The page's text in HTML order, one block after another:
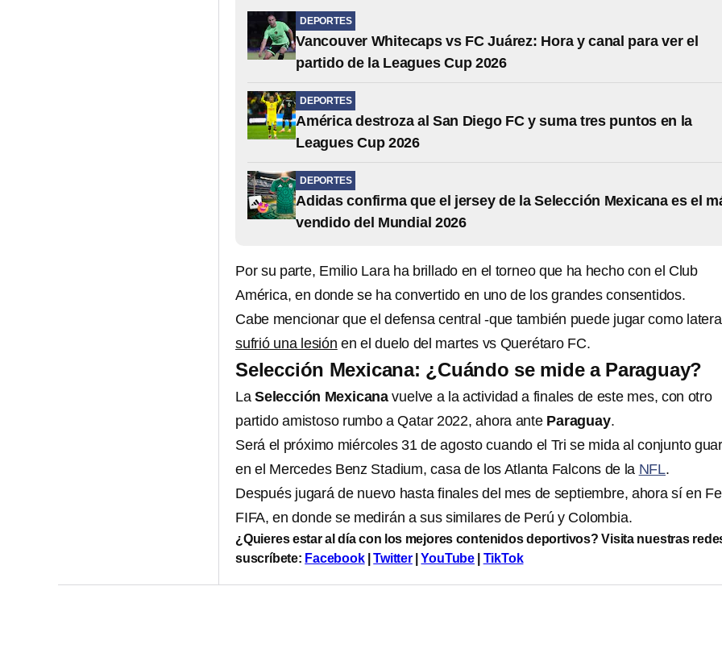
DEPORTES
Vancouver Whitecaps vs FC Juárez: Hora y canal para ver el
partido de la Leagues Cup 2026
DEPORTES
América destroza al San Diego FC y suma tres puntos en la
Leagues Cup 2026
DEPORTES
Adidas confirma que el jersey de la Selección Mexicana es el
vendido del Mundial 2026
Por su parte, Emilio Lara ha brillado en el torneo que ha hecho con el Club
América, en donde se ha convertido en uno de los grandes consentidos.
Cabe mencionar que el defensa central -que también puede jugar como
sufrió una lesión en el duelo del martes vs Querétaro FC.
Selección Mexicana: ¿Cuándo se mide a Paraguay?
La Selección Mexicanavuelve a la actividad a finales de este mes, con otro
partido amistoso rumbo a Qatar 2022, ahora ante Paraguay.
Será el próximo miércoles 31 de agosto cuando el Tri se mida al conjunto
en el Mercedes Benz Stadium, casa de los Atlanta Falcons de la NFL.
Después jugará de nuevo hasta finales del mes de septiembre, ahora sí en
FIFA, en donde se medirán a sus similares de Perú y Colombia.
¿Quieres estar al día con los mejores contenidos deportivos? Visita nuestras
suscríbete: Facebook|Twitter|YouTube TikTok